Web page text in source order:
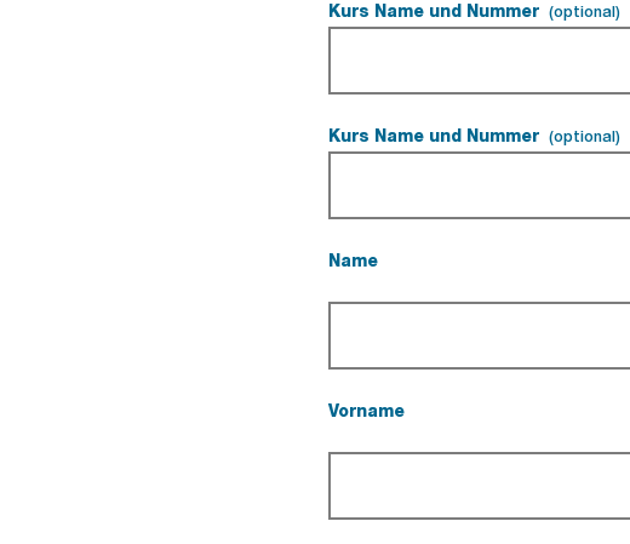
Kurs Name und Nummer (optional)
Kurs Name und Nummer (optional)
Name
Vorname